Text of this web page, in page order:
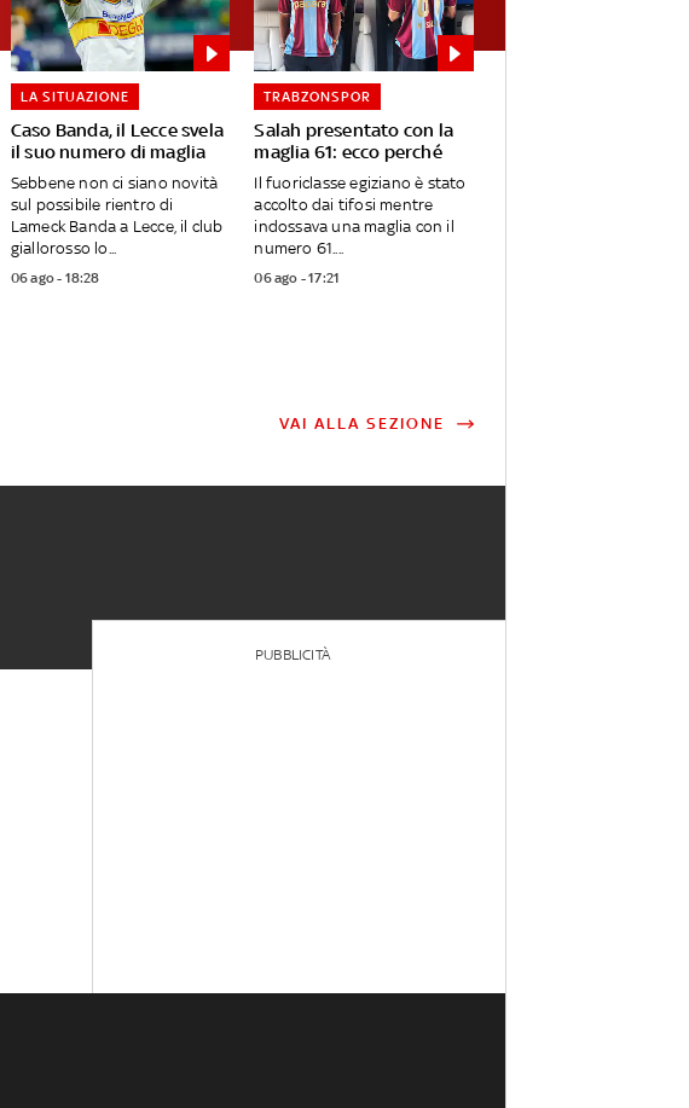
Caso Banda, il Lecce svela
il suo numero di maglia
LA SITUAZIONE
Sebbene non ci siano novità
sul possibile rientro di
Lameck Banda a Lecce, il club
giallorosso lo...
06 ago - 18:28
Salah presentato con la
maglia 61: ecco perché
TRABZONSPOR
Il fuoriclasse egiziano è stato
accolto dai tifosi mentre
indossava una maglia con il
numero 61....
06 ago - 17:21
VAI ALLA SEZIONE
PUBBLICITÀ